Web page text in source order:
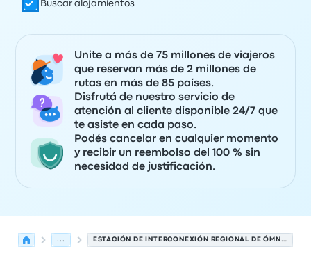
Buscar alojamientos
Unite a más de 75 millones de viajeros
que reservan más de 2 millones de
rutas en más de 85 países.
Disfrutá de nuestro servicio de
atención al cliente disponible 24/7 que
te asiste en cada paso.
Podés cancelar en cualquier momento
y recibir un reembolso del 100 % sin
necesidad de justificación.
... ESTACIÓN DE INTERCONEXIÓN REGIONAL DE ÓMNIBUS DE SAN LUIS